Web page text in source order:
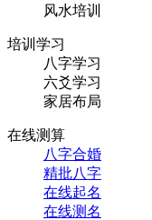
风水培训
培训学习
八字学习
六爻学习
家居布局
在线测算
八字合婚
精批八字
在线起名
在线测名